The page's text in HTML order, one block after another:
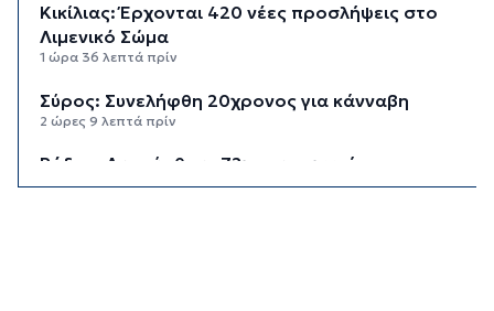
Κικίλιας: Έρχονται 420 νέες προσλήψεις στο
Λιμενικό Σώμα
1 ώρα 36 λεπτά πρίν
Σύρος: Συνελήφθη 20χρονος για κάνναβη
2 ώρες 9 λεπτά πρίν
Ρόδος: Ανασύρθηκε 72χρονος χωρίς τις
αισθήσεις του από τη θάλασσα